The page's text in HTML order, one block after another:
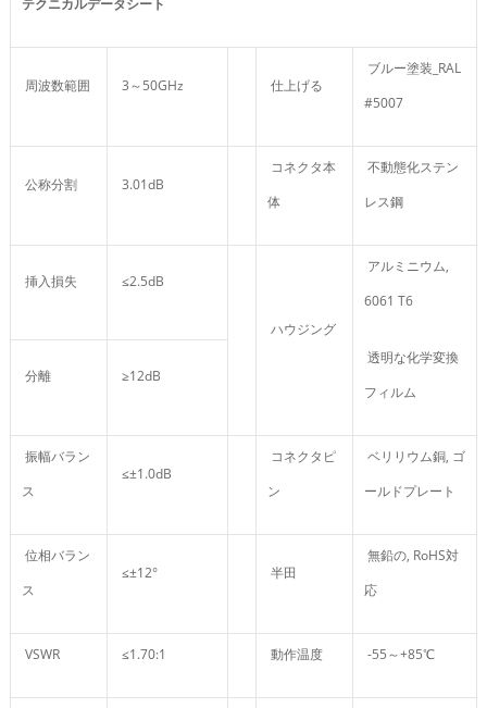
テクニカルデータシート
周波数範囲 3～50GHz 仕上げる
ブルー塗装_RAL
#5007
公称分割 3.01dB
コネクタ本
体
不動態化ステン
レス鋼
挿入損失 ≤2.5dB
ハウジング
アルミニウム,
6061 T6
透明な化学変換
フィルム
分離 ≥12dB
振幅バラン
ス
≤±1.0dB
コネクタピ
ン
ベリリウム銅, ゴ
ールドプレート
位相バラン
ス
≤±12° 半田
無鉛の, RoHS対
応
VSWR ≤1.70:1 動作温度 -55～+85℃